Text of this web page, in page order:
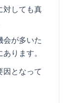
対しても真
が多いた
ります。
となって